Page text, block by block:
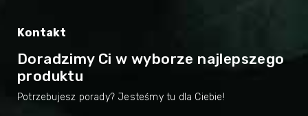
Kontakt
Doradzimy Ci w wyborze najlepszego
produktu